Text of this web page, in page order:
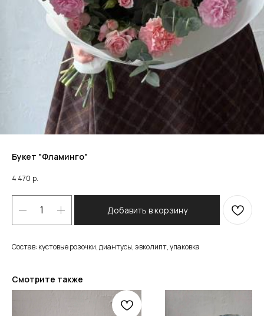
Букет "Фламинго"
4 470 р.
Добавить в корзину
Состав: кустовые розочки, диантусы, эвколипт, упаковка
Смотрите также